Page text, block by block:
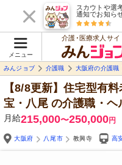
スカウトや選
通知でお知ら
メニュー
介護･医療求人サイ
みんジョブ
介護職 大阪府の介護職
【8/8更新】住宅型有
宝・八尾の介護職・ヘ
月給215,000〜250,000円
大阪府
八尾市 教興寺 高